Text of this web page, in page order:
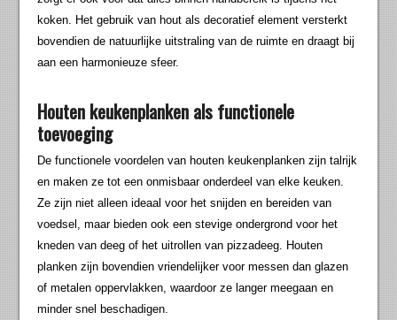
koken. Het gebruik van hout als decoratief element versterkt
bovendien de natuurlijke uitstraling van de ruimte en draagt bij
aan een harmonieuze sfeer.
Houten keukenplanken als functionele
toevoeging
De functionele voordelen van houten keukenplanken zijn talrijk
en maken ze tot een onmisbaar onderdeel van elke keuken.
Ze zijn niet alleen ideaal voor het snijden en bereiden van
voedsel, maar bieden ook een stevige ondergrond voor het
kneden van deeg of het uitrollen van pizzadeeg. Houten
planken zijn bovendien vriendelijker voor messen dan glazen
of metalen oppervlakken, waardoor ze langer meegaan en
minder snel beschadigen.